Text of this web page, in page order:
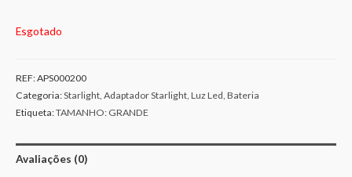
Esgotado
REF:APS000200
Categoria:Starlight, Adaptador Starlight, Luz Led, Bateria
Etiqueta:TAMANHO: GRANDE
Avaliações (0)